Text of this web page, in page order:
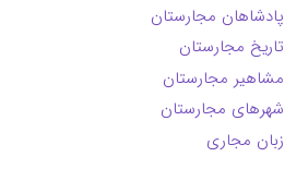
پادشاهان مجارستان
تاریخ مجارستان
مشاهیر مجارستان
شهرهای مجارستان
زبان مجاری